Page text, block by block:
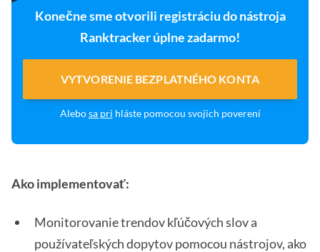
Konečne sme otvorili registráciu do nástroja
Ranktracker úplne zadarmo!
VYTVORENIE BEZPLATNÉHO KONTA
Alebosa pri hláste pomocou svojich poverení
Ako implementovať:
Monitorovanie trendov kľúčových slov a
používateľských dopytov pomocou nástrojov, ako